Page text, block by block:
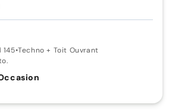
•Techno + Toit Ouvrant